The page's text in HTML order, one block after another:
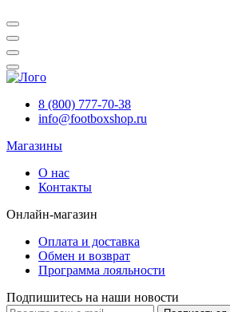
8 (800) 777-70-38
info@footboxshop.ru
Магазины
О нас
Контакты
Онлайн-магазин
Оплата и доставка
Обмен и возврат
Программа лояльности
Подпишитесь на наши новости